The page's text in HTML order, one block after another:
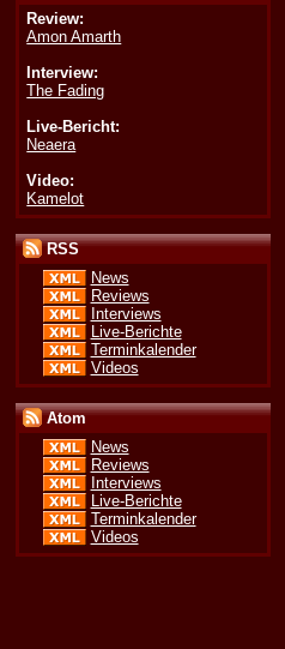
Review:
Amon Amarth
Interview:
The Fading
Live-Bericht:
Neaera
Video:
Kamelot
RSS
News
Reviews
Interviews
Live-Berichte
Terminkalender
Videos
Atom
News
Reviews
Interviews
Live-Berichte
Terminkalender
Videos